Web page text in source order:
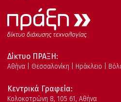
Δίκτυο ΠΡΑΞΗ:
Αθήνα | Θεσσαλονίκη | Ηράκλειο |
Κεντρικά Γραφεία:
Kολοκοτρώνη 8, 105 61, Αθήνα